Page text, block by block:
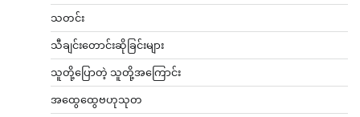
သတင်း
သီချင်းတောင်းဆိုခြင်းများ
သူတို့ပြောတဲ့ သူတို့အကြောင်း
အထွေထွေဗဟုသုတ